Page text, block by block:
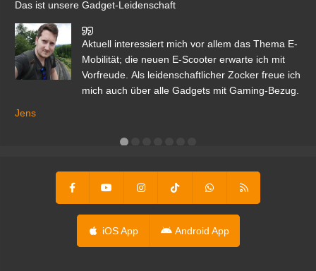
Das ist unsere Gadget-Leidenschaft
Aktuell interessiert mich vor allem das Thema E-
Mobilität; die neuen E-Scooter erwarte ich mit
Vorfreude. Als leidenschaftlicher Zocker freue ich
mich auch über alle Gadgets mit Gaming-Bezug.
Jens
iOS App Android App